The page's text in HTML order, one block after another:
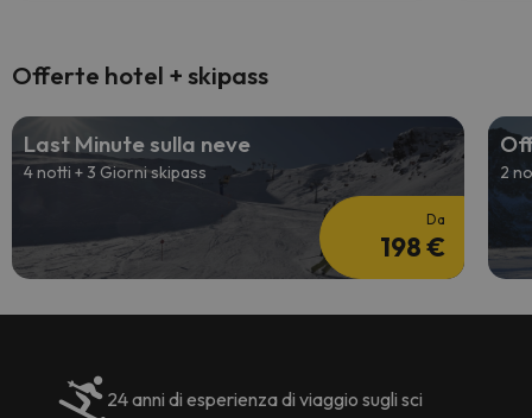
Offerte hotel + skipass
Last Minute sulla neve
4 notti + 3 Giorni skipass
Da
198 €
2
24 anni di esperienza di viaggio sugli sci